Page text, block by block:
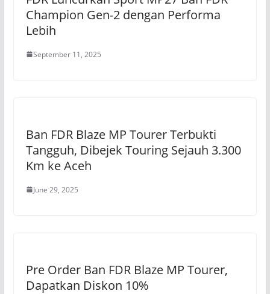
Champion Gen-2 dengan Performa
Lebih
September 11, 2025
Ban FDR Blaze MP Tourer Terbukti
Tangguh, Dibejek Touring Sejauh 3.300
Km ke Aceh
June 29, 2025
Pre Order Ban FDR Blaze MP Tourer,
Dapatkan Diskon 10%